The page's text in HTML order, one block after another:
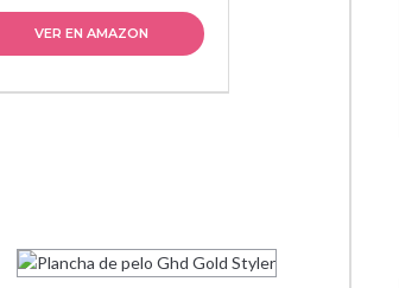
VER EN AMAZON